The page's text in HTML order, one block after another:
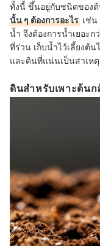
ทั้งนี้ ขึ้นอยู่กับชนิดของ
นั้น ๆ ต้องการอะไร เช่น
น้ำ จึงต้องการน้ำเยอะ
ที่ร่วน เก็บน้ำไว้เลี้ยงต้
และดินที่แน่นเป็นสาเหตุ
ดินสำหรับเพาะต้นก